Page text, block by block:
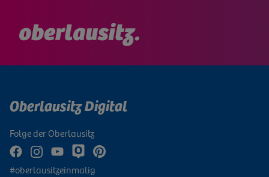
Oberlausitz Digital
Folge der Oberlausitz
#oberlausitzeinmalig